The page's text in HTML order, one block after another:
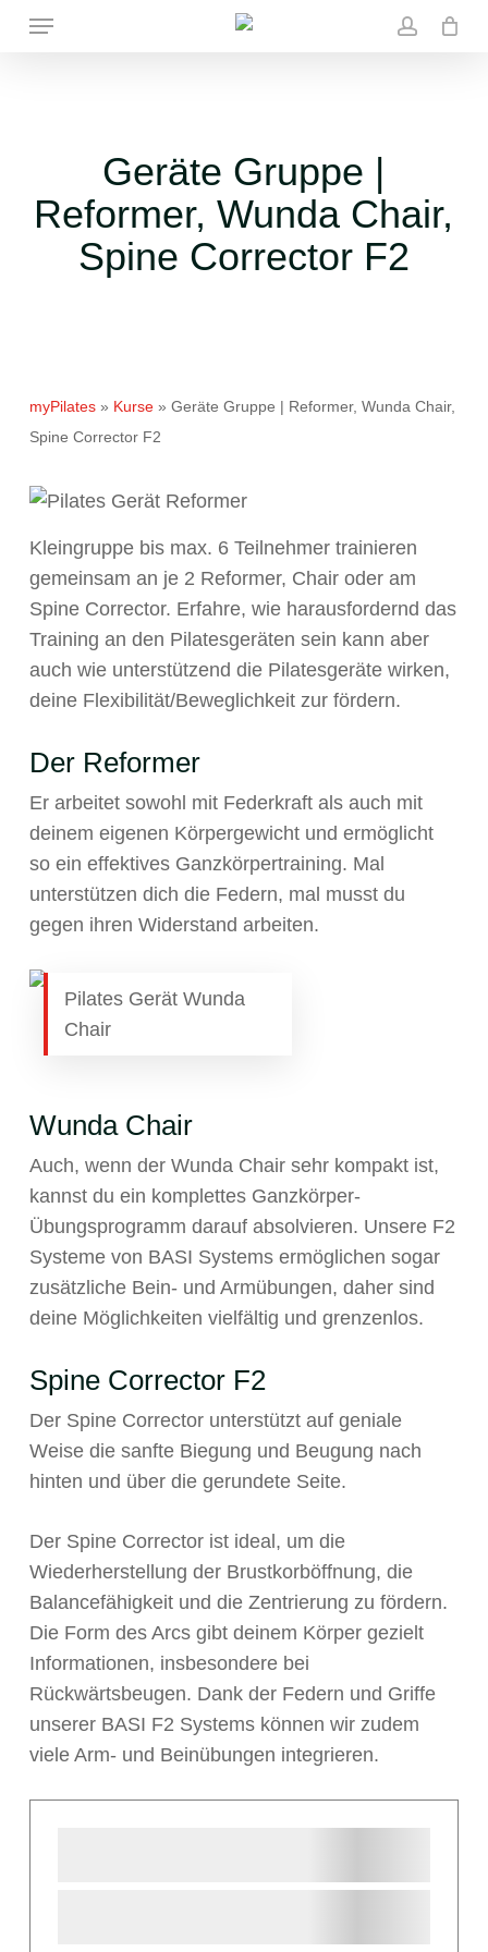
SkipMenu
Geräte Gruppe |
Reformer, Wunda Chair,
Spine Corrector F2
myPilates» Kurse» Geräte Gruppe | Reformer, Wunda Chair,
Spine Corrector F2
Kleingruppe bis max. 6 Teilnehmer trainieren
gemeinsam an je 2 Reformer, Chair oder am
Spine Corrector. Erfahre, wie harausfordernd das
Training an den Pilatesgeräten sein kann aber
auch wie unterstützend die Pilatesgeräte wirken,
deine Flexibilität/Beweglichkeit zur fördern.
Der Reformer
Er arbeitet sowohl mit Federkraft als auch mit
deinem eigenen Körpergewicht und ermöglicht
so ein effektives Ganzkörpertraining. Mal
unterstützen dich die Federn, mal musst du
gegen ihren Widerstand arbeiten.
Pilates Gerät Wunda
Chair
Wunda Chair
Auch, wenn der Wunda Chair sehr kompakt ist,
kannst du ein komplettes Ganzkörper-
Übungsprogramm darauf absolvieren. Unsere F2
Systeme von BASI Systems ermöglichen sogar
zusätzliche Bein- und Armübungen, daher sind
deine Möglichkeiten vielfältig und grenzenlos.
Spine Corrector F2
Der Spine Corrector unterstützt auf geniale
Weise die sanfte Biegung und Beugung nach
hinten und über die gerundete Seite.
Der Spine Corrector ist ideal, um die
Wiederherstellung der Brustkorböffnung, die
Balancefähigkeit und die Zentrierung zu fördern.
Die Form des Arcs gibt deinem Körper gezielt
Informationen, insbesondere bei
Rückwärtsbeugen. Dank der Federn und Griffe
unserer BASI F2 Systems können wir zudem
viele Arm- und Beinübungen integrieren.